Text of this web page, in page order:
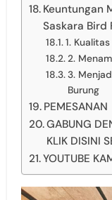
Keuntungan
Saskara Bird
1.
2.
3.
Burung
PEMESANAN
GABUNG
KLIK DISINI
YOUTUBE